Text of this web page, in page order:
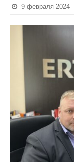
9 февраля 2024